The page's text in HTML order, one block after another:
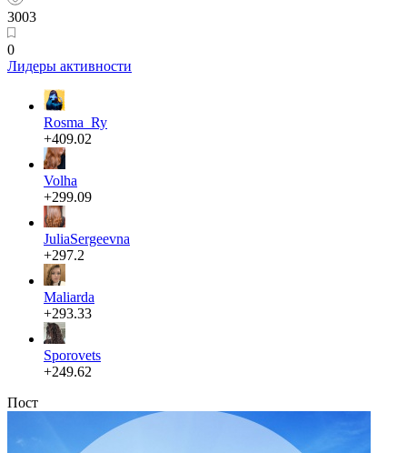
3003
0
Лидеры активности
Rosma_Ry
+409.02
Volha
+299.09
JuliaSergeevna
+297.2
Maliarda
+293.33
Sporovets
+249.62
Пост